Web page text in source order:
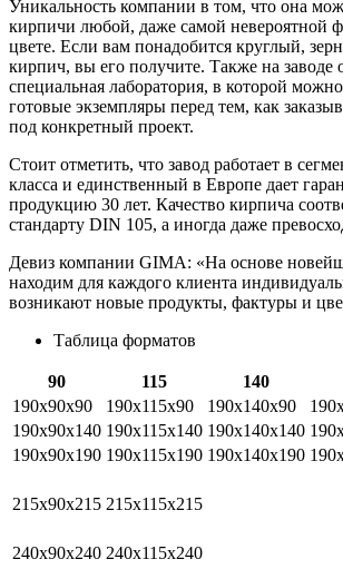
Уникальность компании в том, что она
кирпичи любой, даже самой невероятной
цвете. Если вам понадобится круглый,
кирпич, вы его получите. Также на заводе
специальная лаборатория, в которой
готовые экземпляры перед тем, как
под конкретный проект.
Стоит отметить, что завод работает в
класса и единственный в Европе дает
продукцию 30 лет. Качество кирпича
стандарту DIN 105, а иногда даже
Девиз компании GIMA: «На основе
находим для каждого клиента
возникают новые продукты, фактуры и
Таблица форматов
90 115 140
190х90х90
190х115х90 190х140х90
190х90х140 190х115х140 190х140х140
190х90х190 190х115х190 190х140х190
215х90х215 215х115х215
240х90х240 240х115х240